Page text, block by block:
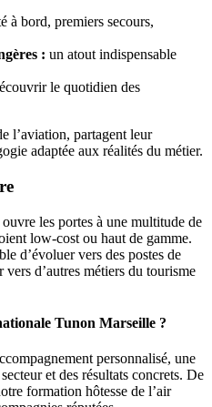
à bord, premiers secours,
: un atout indispensable
le quotidien des
l’aviation, partagent leur
adaptée aux réalités du métier.
ouvre les portes à une multitude de
low-cost ou haut de gamme.
d’évoluer vers des postes de
d’autres métiers du tourisme
Tunon Marseille ?
personnalisé, une
et des résultats concrets. De
formation hôtesse de l’air